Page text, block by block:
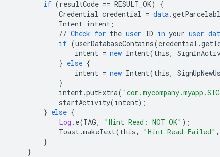
if (resultCode == RESULT_OK)
{
Credential credential = data.
Intent intent ;
// Check for the user ID in your user
if (userDatabaseContains(credential .
intent = new Intent(this,
} else {
intent = new Intent(this,
}
intent.putExtra(
startActivity(intent);
} else {
Log . e(TAG, "Hint Read: NOT OK" );
Toast.makeText(this, "Hint Read Failed" ,
}
}